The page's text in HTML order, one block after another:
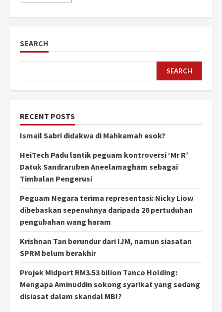
SEARCH
SEARCH
RECENT POSTS
Ismail Sabri didakwa di Mahkamah esok?
HeiTech Padu lantik peguam kontroversi ‘Mr R’
Datuk Sandraruben Aneelamagham sebagai
Timbalan Pengerusi
Peguam Negara terima representasi: Nicky Liow
dibebaskan sepenuhnya daripada 26 pertuduhan
pengubahan wang haram
Krishnan Tan berundur dari IJM, namun siasatan
SPRM belum berakhir
Projek Midport RM3.53 bilion Tanco Holding:
Mengapa Aminuddin sokong syarikat yang sedang
disiasat dalam skandal MBI?